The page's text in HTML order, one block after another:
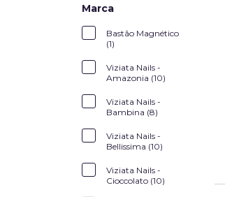
Marca
Bastão Magnético
(1)
Viziata Nails -
Amazonia (10)
Viziata Nails -
Bambina (8)
Viziata Nails -
Bellissima (10)
Viziata Nails -
Cioccolato (10)